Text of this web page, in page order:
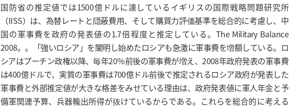
国防省の推定値では1500億ドルに達しているイギリスの国際戦略問題研究所
（IISS）は、為替レートと隠蔽費用、そして購買力評価基準を総合的に考慮し、中
国の軍事費を政府の発表値の1.7倍程度と推定している。The Military Balance
2008。。「強いロシア」を闡明し始めたロシアも急激に軍事費を増額している。ロ
シアはプーチン政権以降、毎年20％前後の軍事費が増え、2008年政府発表の軍事費
は400億ドルで、実質の軍事費は700億ドル前後で推定されるロシア政府が発表した
軍事費と外部推定値が大きな格差をみせている理由は、政府発表値に軍人年金と予
備軍関連予算、兵器輸出所得が抜けているからである。これらを総合的に考える